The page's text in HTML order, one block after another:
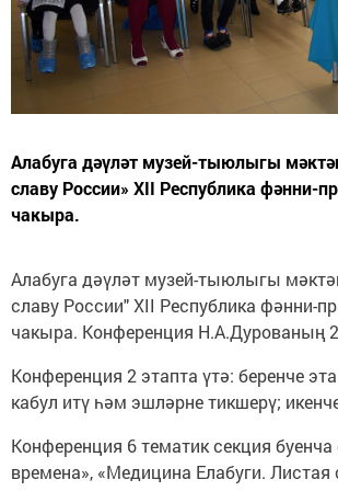
Алабуга дәүләт музей-тыюлыгы
славу России» XII Республика фәнни-
чакыра.
Алабуга дәүләт музей-тыюлыгы
славу России" XII Республика фәнни-
чакыра. Конференция Н.А.Дурованың
Конференция 2 этапта үтә: беренче
кабул итү һәм эшләрне тикшерү;
Конференция 6 тематик секция
времена», «Медицина Елабуги.